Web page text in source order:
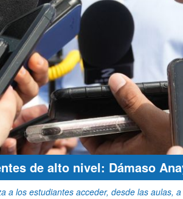
de alto nivel: Dámaso
los estudiantes acceder, desde las aulas,